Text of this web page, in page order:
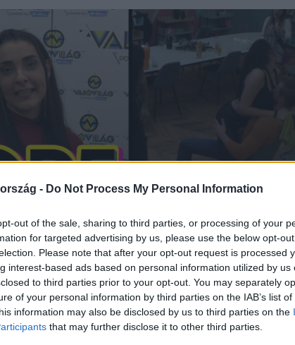
- Do Not Process My Personal Information
out of the sale, sharing to third parties, or processing of your
for targeted advertising by us, please use the below opt-
Please note that after your opt-out request is processed
interest-based ads based on personal information utilized by us
to third parties prior to your opt-out. You may separately
of your personal information by third parties on the IAB’s list
information may also be disclosed by us to third parties on the
that may further disclose it to other third parties.